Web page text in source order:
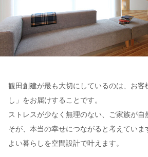
観田創建が最も大切にしているのは、お客
し」をお届けすることです。
ストレスが少なく無理のない、ご家族が自
そが、本当の幸せにつながると考えてい
よい暮らしを空間設計で叶えます。